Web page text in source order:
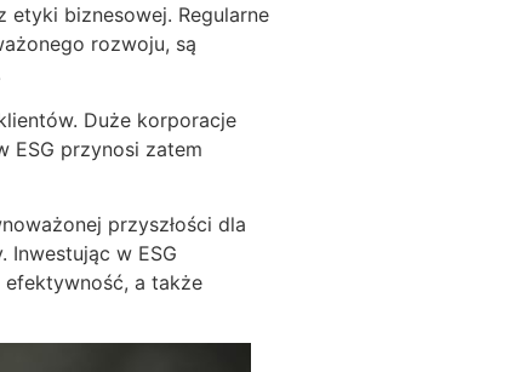
biznesowej. Regularne
rozwoju, są
Duże korporacje
ESG przynosi zatem
przyszłości dla
w ESG
efektywność, a także